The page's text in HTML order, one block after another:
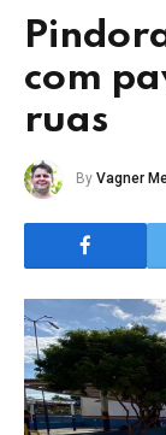
com
ruas
By Vagner